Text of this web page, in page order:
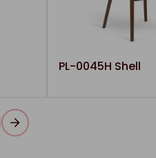
PL-0045H Shell